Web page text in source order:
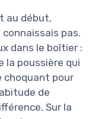
au début,
pas.
dans le boîtier :
la poussière qui
choquant pour
de
Sur la